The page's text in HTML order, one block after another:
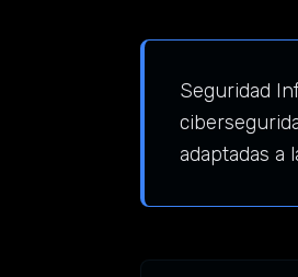
Seguridad
adaptadas a